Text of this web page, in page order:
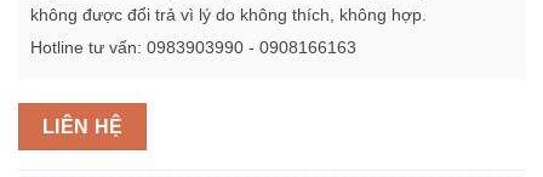
không được đổi trả vì lý do không thích, không hợp.
Hotline tư vấn: 0983903990 - 0908166163
LIÊN HỆ